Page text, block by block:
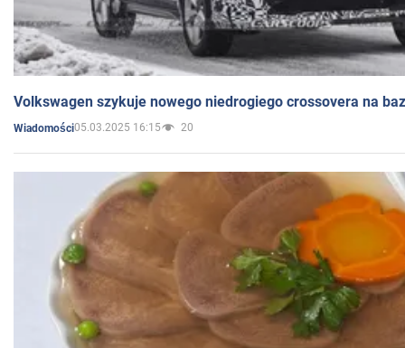
Volkswagen szykuje nowego niedrogiego crossovera na
Wiadomości05.03.2025 16:15 20